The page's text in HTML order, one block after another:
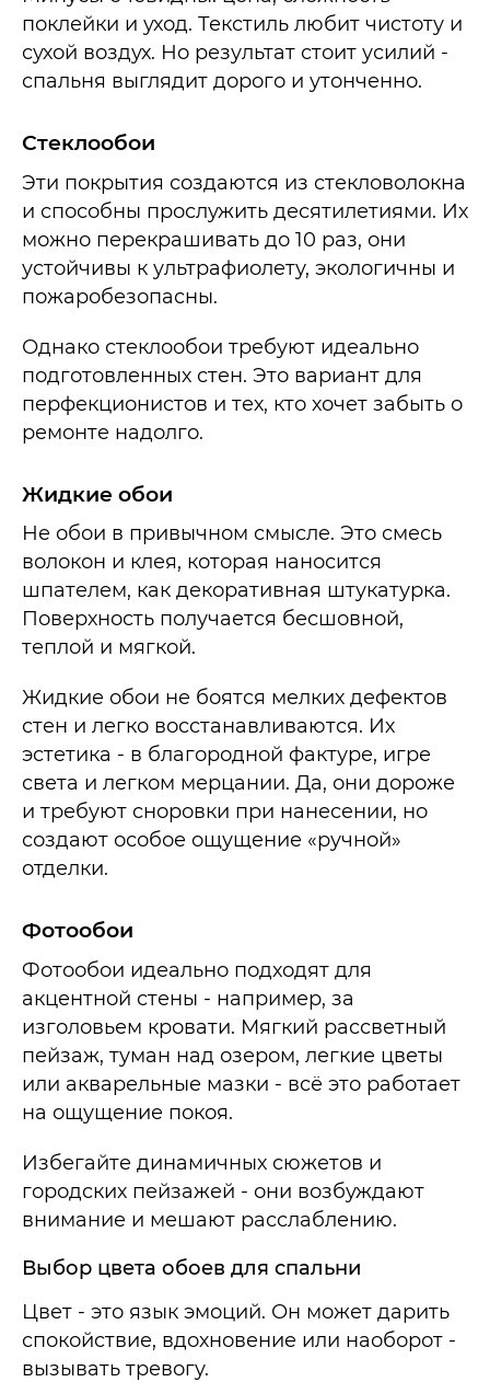
поклейки и уход. Текстиль любит чистоту и
сухой воздух. Но результат стоит усилий -
спальня выглядит дорого и утонченно.
Стеклообои
Эти покрытия создаются из стекловолокна
и способны прослужить десятилетиями. Их
можно перекрашивать до 10 раз, они
устойчивы к ультрафиолету, экологичны и
пожаробезопасны.
Однако стеклообои требуют идеально
подготовленных стен. Это вариант для
перфекционистов и тех, кто хочет забыть о
ремонте надолго.
Жидкие обои
Не обои в привычном смысле. Это смесь
волокон и клея, которая наносится
шпателем, как декоративная штукатурка.
Поверхность получается бесшовной,
теплой и мягкой.
Жидкие обои не боятся мелких дефектов
стен и легко восстанавливаются. Их
эстетика - в благородной фактуре, игре
света и легком мерцании. Да, они дороже
и требуют сноровки при нанесении, но
создают особое ощущение «ручной»
отделки.
Фотообои
Фотообои идеально подходят для
акцентной стены - например, за
изголовьем кровати. Мягкий рассветный
пейзаж, туман над озером, легкие цветы
или акварельные мазки - всё это работает
на ощущение покоя.
Избегайте динамичных сюжетов и
городских пейзажей - они возбуждают
внимание и мешают расслаблению.
Выбор цвета обоев для спальни
Цвет - это язык эмоций. Он может дарить
спокойствие, вдохновение или наоборот -
вызывать тревогу.